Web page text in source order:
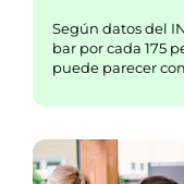
Según datos del
bar por cada 175
puede parecer